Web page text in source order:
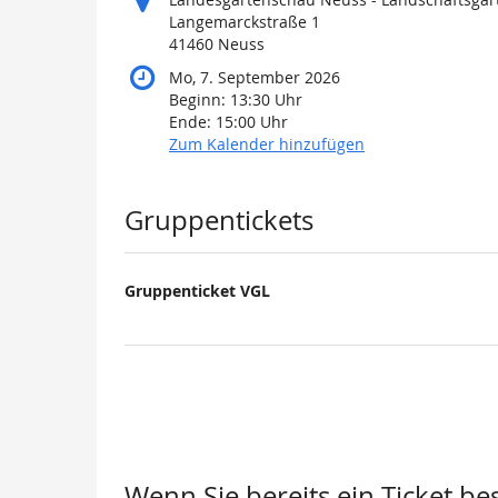
Langemarckstraße 1
41460 Neuss
Mo, 7. September 2026
Beginn: 13:30 Uhr
Ende: 15:00 Uhr
Zum Kalender hinzufügen
Produkte
Gruppentickets
Gruppenticket VGL